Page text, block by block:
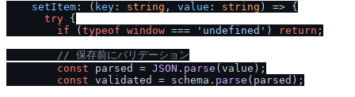
setItem : ( key : string , value : string ) => {
try {
if ( typeof window === 'undefined' ) return ;
// 保存前にバリデーション
const parsed = JSON . parse (value);
const validated = schema. parse (parsed);